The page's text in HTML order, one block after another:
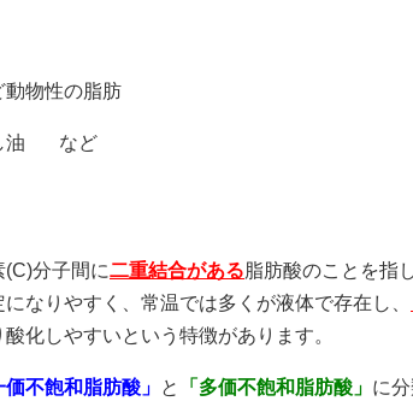
動物性の脂肪
し油 など
分子間に二重結合がある 脂肪酸のことを指
なりやすく、常温では多くが液体で存在し、
化しやすいという特徴があります。
価不飽和脂肪酸」 と 「多価不飽和脂肪酸」 に